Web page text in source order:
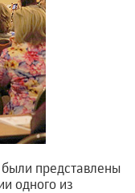
представлены
одного из